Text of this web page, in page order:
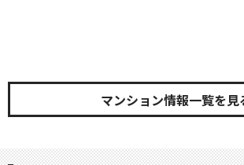
マンション情報一覧を見